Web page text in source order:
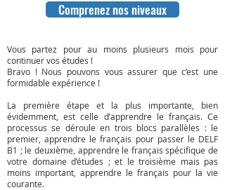
Comprenez nos niveaux
Vous partez pour au moins plusieurs mois pour
continuer vos études !
Bravo ! Nous pouvons vous assurer que c’est une
formidable expérience !
La première étape et la plus importante, bien
évidemment, est celle d’apprendre le français. Ce
processus se déroule en trois blocs parallèles : le
premier, apprendre le français pour passer le DELF
B1 ; le deuxième, apprendre le français spécifique de
votre domaine d’études ; et le troisième mais pas
moins important, apprendre le français pour la vie
courante.